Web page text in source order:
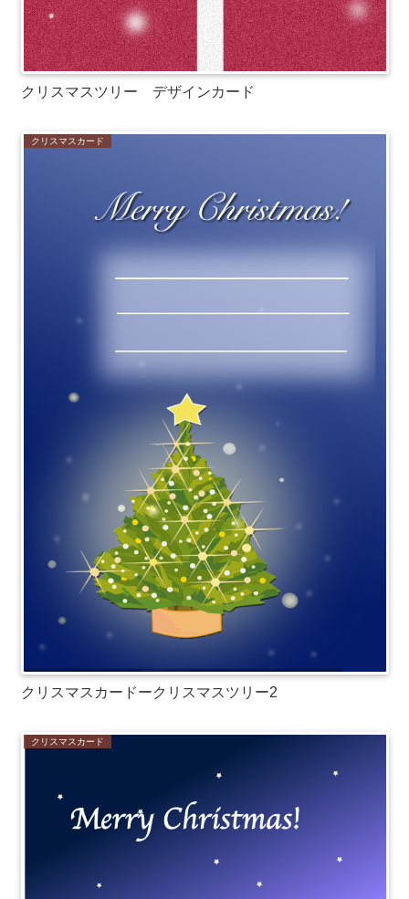
クリスマスツリー デザインカード
クリスマスカード
クリスマスカードークリスマスツリー2
クリスマスカード